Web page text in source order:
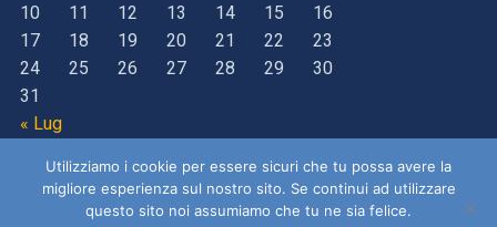
10
11 12 13 14 15
16
17
18 19 20 21 22
23
24
25 26 27 28 29
30
31
« Lug
Copyright © 2021-2023 ~ All Rights Reserved
Utilizziamo i cookie per essere sicuri che tu possa avere la
migliore esperienza sul nostro sito. Se continui ad utilizzare
questo sito noi assumiamo che tu ne sia felice.